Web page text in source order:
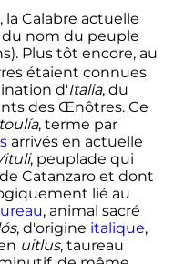
Calabre actuelle
du nom du peuple
Plus tôt encore, au
étaient connues
d'Italia, du
des Œnôtres. Ce
, terme par
arrivés en actuelle
, peuplade qui
Catanzaro et dont
lié au
, animal sacré
, d'origine italique,
uitlus, taureau